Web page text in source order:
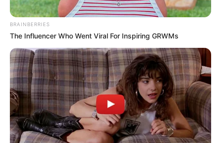
Este es el momento de vivir las citas con ilusión,
con respeto y con honestidad. De decir lo que
BRAINBERRIES
The Influencer Who Went Viral For Inspiring GRWMs